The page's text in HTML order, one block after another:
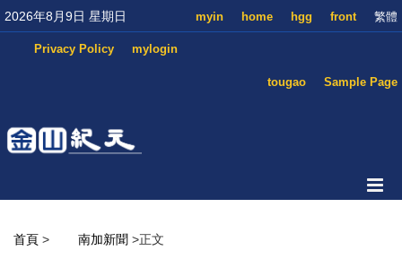
2026年8月9日 星期日 繁體
front
hgg
home
myin
mylogin
Privacy Policy
Sample Page
tougao
首頁 > 南加新聞 >正文